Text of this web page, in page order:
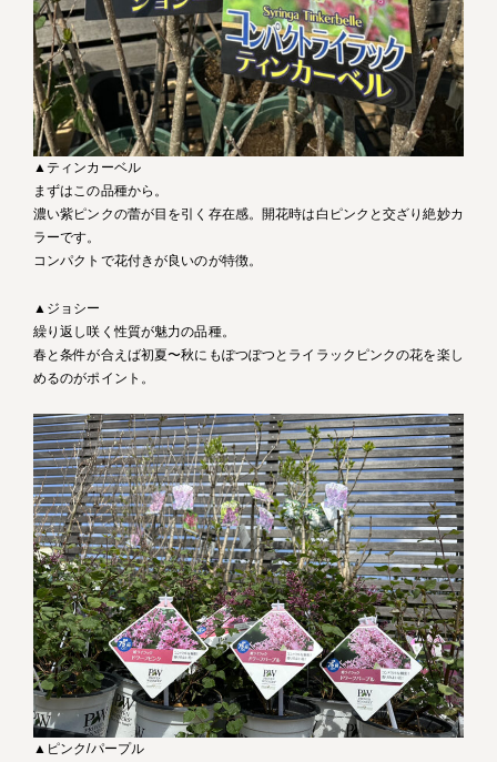
▲ティンカーベル
まずはこの品種から。
濃い紫ピンクの蕾が目を引く存在感。開花時は白ピンクと交ざり絶妙カ
ラーです。
コンパクトで花付きが良いのが特徴。
▲ジョシー
繰り返し咲く性質が魅力の品種。
春と条件が合えば初夏〜秋にもぽつぽつとライラックピンクの花を楽し
めるのがポイント。
▲ピンク/パープル